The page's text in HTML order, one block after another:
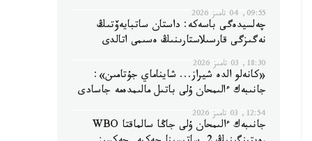
09:55, 04 تامىز 2026
چەلسيدەگى باسەكە: داستان ساتبايەۆتىڭ
نەگىزگى قارسىلاستارىنىڭ ەسىمى اتالدى
18:30, 03 تامىز 2026
«كانەلو الدە شيراز... شايناماي جۇتامىن»:
جانىبەك ءالىمحان ۇلى باتىل مالىمدەمە جاسادى
12:54, 03 تامىز 2026
جانىبەك ءالىمحان ۇلى جاڭا سالماقتا WBO